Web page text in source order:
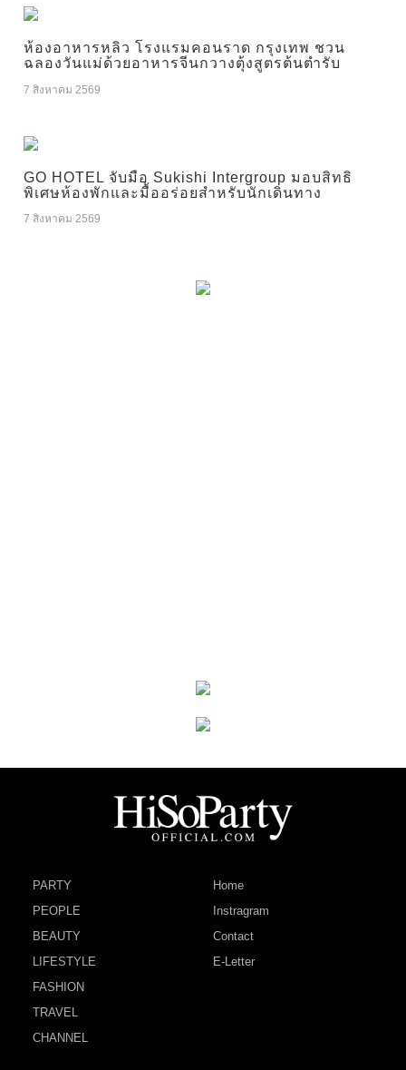
ห้องอาหารหลิว โรงแรมคอนราด กรุงเทพ ชวน
ฉลองวันแม่ด้วยอาหารจีนกวางตุ้งสูตรต้นตำรับ
7 สิงหาคม 2569
GO HOTEL จับมือ Sukishi Intergroup มอบสิทธิ
พิเศษห้องพักและมื้ออร่อยสำหรับนักเดินทาง
7 สิงหาคม 2569
PARTY
PEOPLE
BEAUTY
LIFESTYLE
FASHION
TRAVEL
CHANNEL
Home
Instragram
Contact
E-Letter